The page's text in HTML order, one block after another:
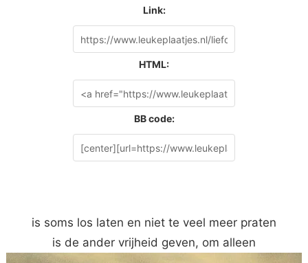
Link:
HTML:
BB code:
is soms los laten en niet te veel meer praten
is de ander vrijheid geven, om alleen